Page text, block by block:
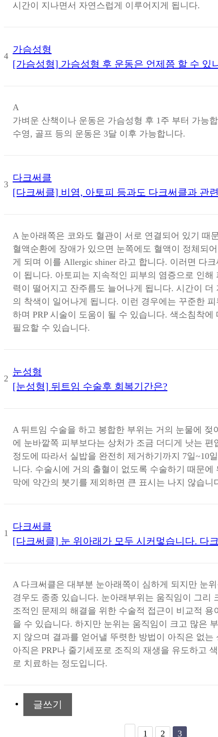
시간이 지나면서 자연스럽게 이루어지게 됩니다.
4
가슴성형
[가슴성형] 가슴성형 후 운동은 언제쯤 할 수 있
A
가벼운 산책이나 운동은 가슴성형 후 1주 부터 가능
수영, 골프 등의 운동은 3달 이후 가능합니다.
3
다크써클
[다크써클] 비염, 아토피 등과도 다크써클과 관
A눈아래쪽은 코와도 혈관이 서로 연결되어 있기 때
혈액순환에 장애가 있으면 눈쪽에도 혈액이 정체되
게 되며 이를 Allergic shiner 라고 합니다. 이러면 다
이 됩니다. 아토피는 지속적인 피부의 염증으로 인해
력이 떨어지고 잔주름도 늘어나게 됩니다. 시간이 더
의 착색이 일어나게 됩니다. 이런 경우에는 꾸준한
하며 PRP 시술이 도움이 될 수 있습니다. 색소침착
필요할 수 있습니다.
2
눈성형
[눈성형] 뒤트임 수술후 회복기간은?
A뒤트임 수술을 하고 봉합한 부위는 거의 눈물에 젖
에 눈바깥쪽 피부보다는 상처가 조금 더디게 낫는 편
정도에 따라서 실밥을 완전히 제거하기까지 7일~10
니다. 수술시에 거의 출혈이 없도록 수술하기 때문에
막에 약간의 붓기를 제외하면 큰 표시는 나지 않습니
1
다크써클
[다크써클] 눈 위아래가 모두 시커멓습니다. 다
A다크써클은 대부분 눈아래쪽이 심하게 되지만 눈
경우도 종종 있습니다. 눈아래부위는 움직임이 그리
조적인 문제의 해결을 위한 수술적 접근이 비교적 용
을 수 있습니다. 하지만 눈위는 움직임이 크고 많은
지 않으며 결과를 얻어낼 뚜렷한 방법이 아직은 없는
아직은 PRP나 줄기세포로 조직의 재생을 유도하고
로 치료하는 정도입니다.
글쓰기
1 2 3